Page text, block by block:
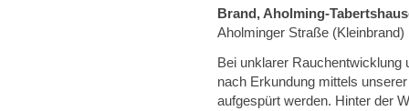
Brand, Aholming-
Aholminger Straße (Kleinbrand)
Bei unklarer
nach Erkundung mittels
aufgespürt werden. Hinter der